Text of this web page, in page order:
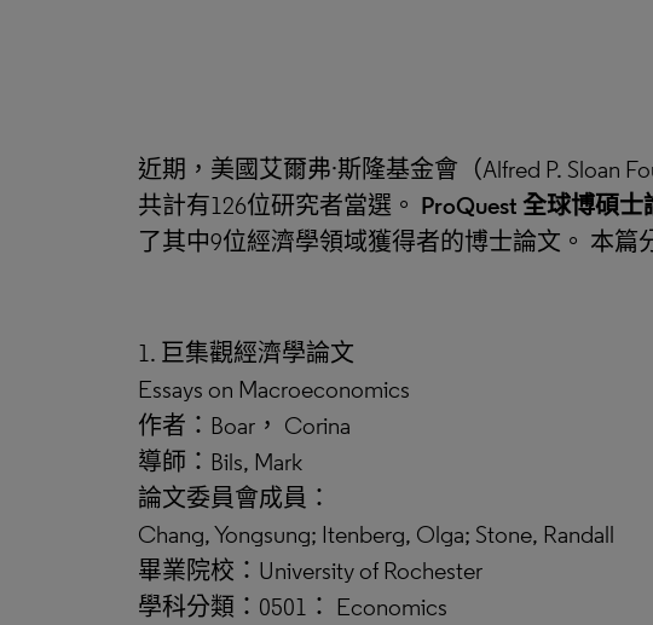
近期，美國艾爾弗·斯隆基金會（Alfred P. Sloan
共計有126位研究者當選。 ProQuest 全球博碩士
了其中9位經濟學領域獲得者的博士論文。 本
1. 巨集觀經濟學論文
Essays on Macroeconomics
作者：Boar， Corina
導師：Bils, Mark
論文委員會成員：
Chang, Yongsung; Itenberg, Olga; Stone, Randall
畢業院校：University of Rochester
學科分類：0501： Economics